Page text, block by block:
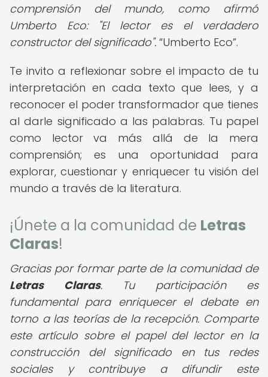
comprensión del mundo, como afirmó
Umberto Eco: "El lector es el verdadero
constructor del significado". Umberto Eco .
Te invito a reflexionar sobre el impacto de tu
interpretación en cada texto que lees, y a
reconocer el poder transformador que tienes
al darle significado a las palabras. Tu papel
como lector va más allá de la mera
comprensión; es una oportunidad para
explorar, cuestionar y enriquecer tu visión del
mundo a través de la literatura.
¡Únete a la comunidad de Letras
Claras!
Gracias por formar parte de la comunidad de
Letras Claras. Tu participación es
fundamental para enriquecer el debate en
torno a las teorías de la recepción. Comparte
este artículo sobre el papel del lector en la
construcción del significado en tus redes
sociales y contribuye a difundir este